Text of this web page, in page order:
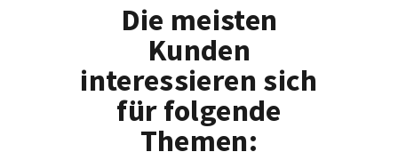
Die meisten
Kunden
interessieren sich
für folgende
Themen: